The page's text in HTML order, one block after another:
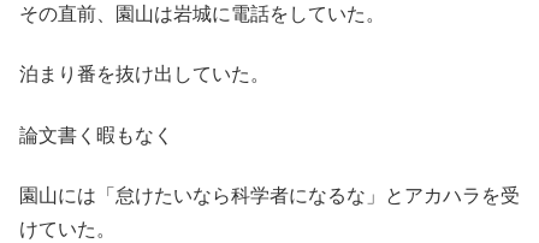
その直前、園山は岩城に電話をしていた。
泊まり番を抜け出していた。
論文書く暇もなく
園山には「怠けたいなら科学者になるな」とアカハラを受
けていた。